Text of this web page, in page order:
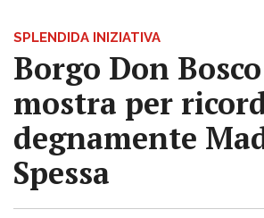
SPLENDIDA INIZIATIVA
Borgo Don
mostra per
degnamente
Spessa